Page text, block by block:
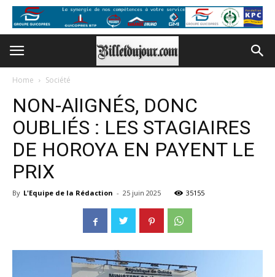
Home Société
NON-AlIGNÉS, DONC
OUBLIÉS : LES STAGIAIRES
DE HOROYA EN PAYENT LE
PRIX
By L'Equipe de la Rédaction - 25 juin 2025 35155